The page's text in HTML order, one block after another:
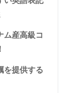
ム産高級コ
を提供する